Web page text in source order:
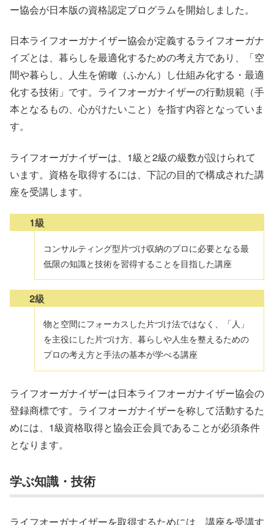
ー協会が日本版の資格認定プログラムを開始しました。
日本ライフオーガナイザー協会が定義するライフオーガナ
イズとは、暮らしを最適化するための考え方であり、「空
間や暮らし、人生を俯瞰（ふかん）し仕組み化する・最適
化する技術」です。ライフオーガナイザーの行動規範（手
本となるもの、心がけたいこと）を指す内容となっていま
す。
ライフオーガナイザーは、1級と2級の級数が設けられて
います。資格を取得するには、下記の目的で構成された講
座を受講します。
1級
コンサルティング型片づけ収納のプロに必要となる最
低限の知識と技術を習得することを目指した講座
2級
物と空間にフォーカスした片づけ法ではなく、「人」
を主役にした片づけ方、暮らしや人生を整えるための
プロの考え方と手法の基本が学べる講座
ライフオーガナイザーは日本ライフオーガナイザー協会の
登録商標です。ライフオーガナイザーを称して活動するた
めには、1級資格取得と協会正会員であることが必須条件
となります。
学ぶ知識・技術
ライフオーガナイザーを取得するためには、講座を受講す